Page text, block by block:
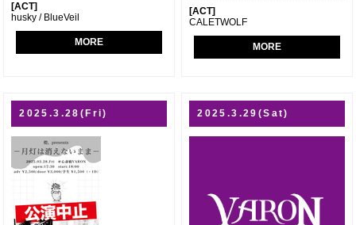
[ACT]
husky / BlueVeil
MORE
[ACT]
CALETWOLF
MORE
2025.3.28(Fri) 2025.3.29(Sat)